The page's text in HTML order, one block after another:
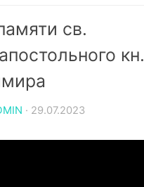
св.
кн.
· 29.07.2023